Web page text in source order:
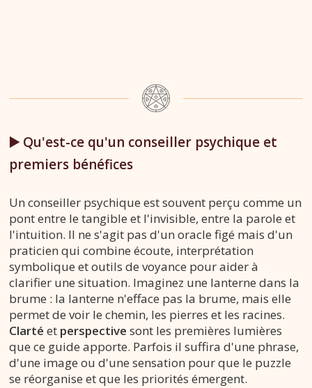
▶️ Qu'est-ce qu'un conseiller psychique et
premiers bénéfices
Un conseiller psychique est souvent perçu comme un
pont entre le tangible et l'invisible, entre la parole et
l'intuition. Il ne s'agit pas d'un oracle figé mais d'un
praticien qui combine écoute, interprétation
symbolique et outils de voyance pour aider à
clarifier une situation. Imaginez une lanterne dans la
brume : la lanterne n'efface pas la brume, mais elle
permet de voir le chemin, les pierres et les racines.
Clarté et perspective sont les premières lumières
que ce guide apporte. Parfois il suffira d'une phrase,
d'une image ou d'une sensation pour que le puzzle
se réorganise et que les priorités émergent.